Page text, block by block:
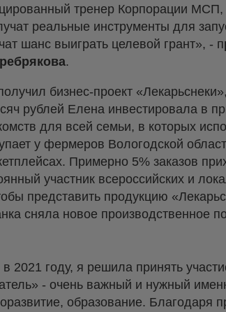
тренер Корпорации МСП,
реальные инструменты для
шанс выиграть целевой грант», - п
.
бизнес-проект
рублей Елена инвестировала в
для всей семьи, в которых
у фермеров Вологодской
Примерно 5% заказов
участник всероссийских и
представить продукцию
сняла новое производственное
году, я решила принять
- очень важный и нужный
образование. Благодаря